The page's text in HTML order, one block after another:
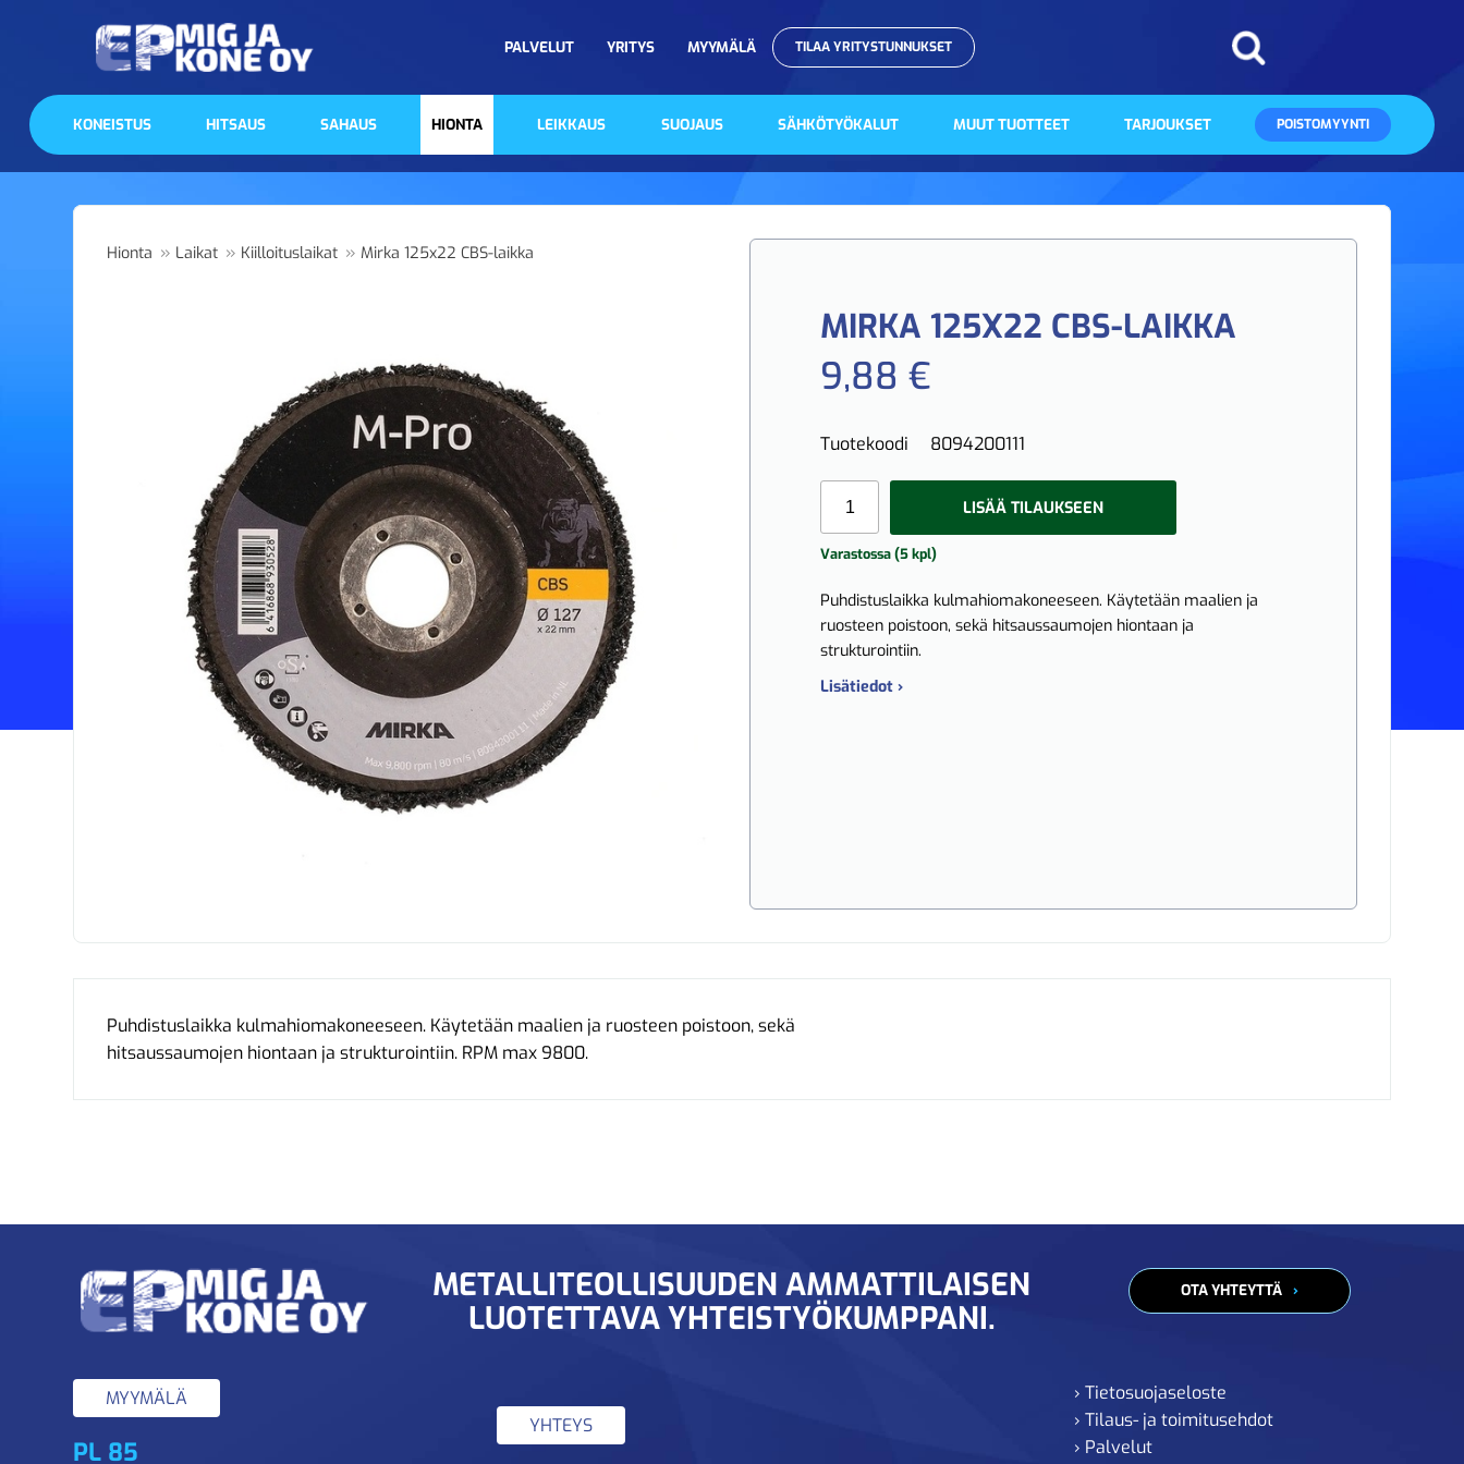
PALVELUT YRITYS MYYMÄLÄ TILAA YRITYSTUNNUKSET
KONEISTUS HITSAUS SAHAUS HIONTA LEIKKAUS SUOJAUS SÄHKÖTYÖKALUT MUUT TUOTTEET TARJOUKSET POISTOMYYNTI
Hionta » Laikat » Kiilloituslaikat »Mirka 125x22 CBS-laikka
MIRKA 125X22 CBS-LAIKKA
9,88 €
Tuotekoodi 8094200111
LISÄÄ TILAUKSEEN
Varastossa (5 kpl)
Puhdistuslaikka kulmahiomakoneeseen. Käytetään maalien ja
ruosteen poistoon, sekä hitsaussaumojen hiontaan ja
strukturointiin.
Lisätiedot ›
Puhdistuslaikka kulmahiomakoneeseen. Käytetään maalien ja ruosteen poistoon, sekä
hitsaussaumojen hiontaan ja strukturointiin. RPM max 9800.
METALLITEOLLISUUDEN AMMATTILAISEN
LUOTETTAVA YHTEISTYÖKUMPPANI.
OTA YHTEYTTÄ
MYYMÄLÄ
PL 85
YHTEYS
› Tietosuojaseloste
› Tilaus- ja toimitusehdot
› Palvelut